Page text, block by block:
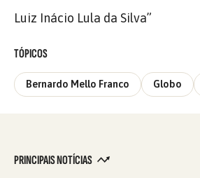
Luiz Inácio Lula da Silva”
TÓPICOS
Bernardo Mello Franco Globo
PRINCIPAIS NOTÍCIAS